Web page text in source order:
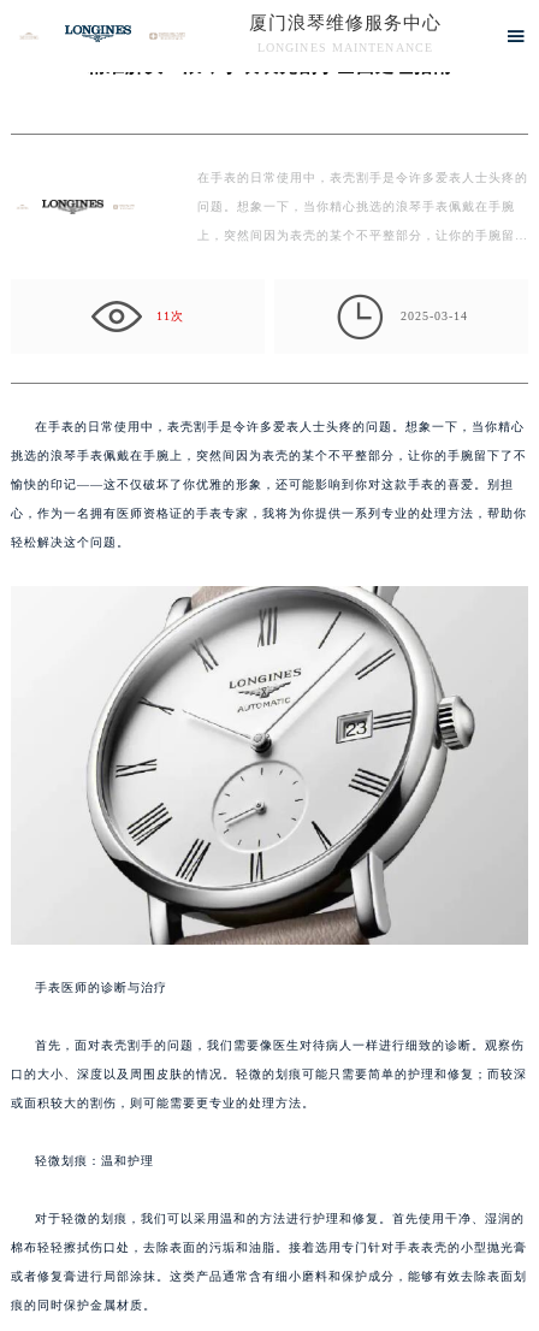
厦门浪琴维修服务中心
LONGINES MAINTENANCE

厦门浪琴维修服务中心竭诚为您服务！
当前位置：首页>问题/知识/资讯 > 精准解决：浪琴手表表壳割手全面处理指南
在手表的日常使用中，表壳割手是令许多爱表人士头疼的
问题。想象一下，当你精心挑选的浪琴手表佩戴在手腕
上，突然间因为表壳的某个不平整部分，让你的手腕留下
11次  2025-03-14
在手表的日常使用中，表壳割手是令许多爱表人士头疼的问题。想象一下，当你精心
挑选的浪琴手表佩戴在手腕上，突然间因为表壳的某个不平整部分，让你的手腕留下了不
愉快的印记——这不仅破坏了你优雅的形象，还可能影响到你对这款手表的喜爱。别担
心，作为一名拥有医师资格证的手表专家，我将为你提供一系列专业的处理方法，帮助你
轻松解决这个问题。
手表医师的诊断与治疗
首先，面对表壳割手的问题，我们需要像医生对待病人一样进行细致的诊断。观察伤
口的大小、深度以及周围皮肤的情况。轻微的划痕可能只需要简单的护理和修复；而较深
或面积较大的割伤，则可能需要更专业的处理方法。
轻微划痕：温和护理
对于轻微的划痕，我们可以采用温和的方法进行护理和修复。首先使用干净、湿润的
棉布轻轻擦拭伤口处，去除表面的污垢和油脂。接着选用专门针对手表表壳的小型抛光膏
或者修复膏进行局部涂抹。这类产品通常含有细小磨料和保护成分，能够有效去除表面划
痕的同时保护金属材质。